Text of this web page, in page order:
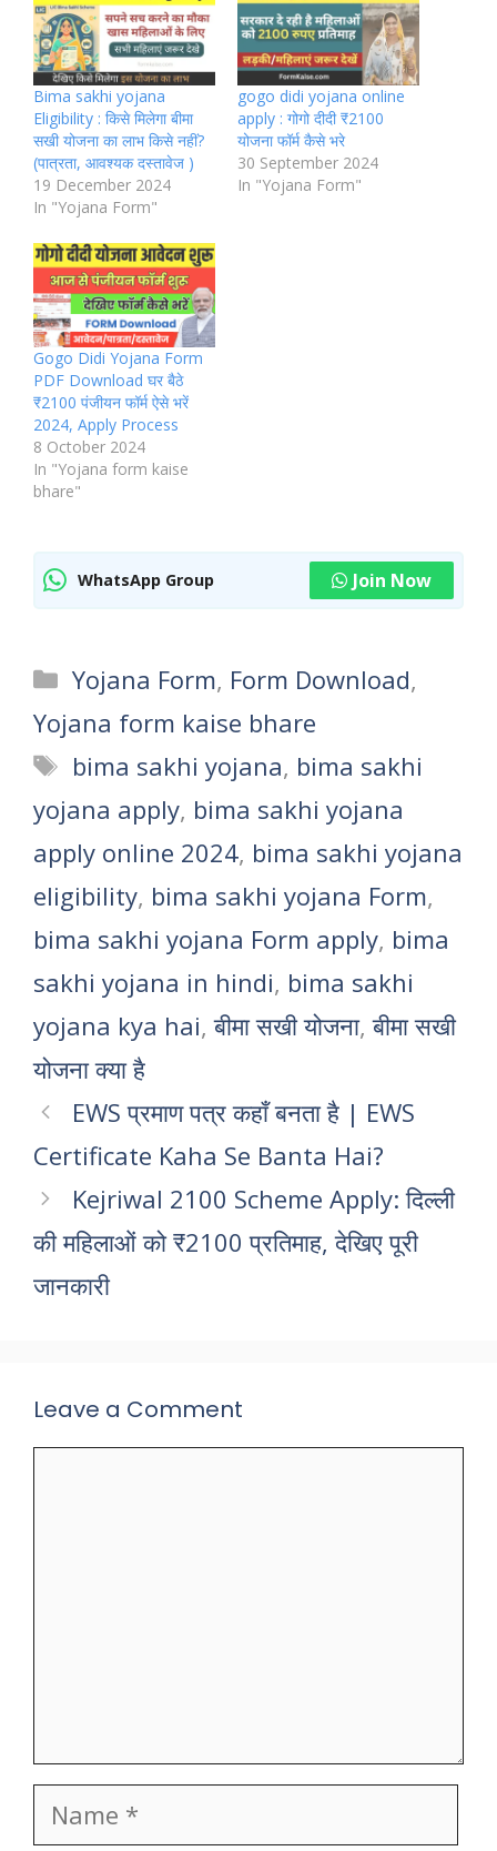
Bima sakhi yojana
Eligibility : किसे मिलेगा बीमा
सखी योजना का लाभ किसे नहीं?
(पात्रता, आवश्यक दस्तावेज )
19 December 2024
In "Yojana Form"
gogo didi yojana online
apply : गोगो दीदी ₹2100
योजना फॉर्म कैसे भरे
30 September 2024
In "Yojana Form"
Gogo Didi Yojana Form
PDF Download घर बैठे
₹2100 पंजीयन फॉर्म ऐसे भरें
2024, Apply Process
8 October 2024
In "Yojana form kaise
bhare"
WhatsApp Group Join Now
Categories
Yojana Form, Form Download,
Yojana form kaise bhare
Tags
bima sakhi yojana, bima sakhi
yojana apply, bima sakhi yojana
apply online 2024, bima sakhi yojana
eligibility, bima sakhi yojana Form,
bima sakhi yojana Form apply, bima
sakhi yojana in hindi, bima sakhi
yojana kya hai,बीमा सखी योजना,बीमा सखी
योजना क्या है
EWS प्रमाण पत्र कहाँ बनता है | EWS
Certificate Kaha Se Banta Hai?
Kejriwal 2100 Scheme Apply: दिल्ली
की महिलाओं को ₹2100 प्रतिमाह, देखिए पूरी
जानकारी
Leave a Comment
Name